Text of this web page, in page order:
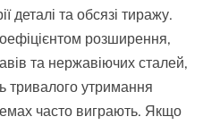
деталі та обсязі тиражу.
розширення,
та нержавіючих сталей,
тривалого утримання
часто виграють. Якщо